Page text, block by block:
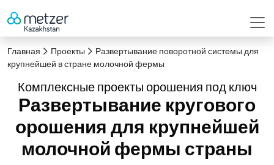
Главная Проекты
Развертывание поворотной системы для
крупнейшей в стране молочной фермы
Комплексные проекты орошения под ключ
Развертывание кругового
орошения для крупнейшей
молочной фермы страны